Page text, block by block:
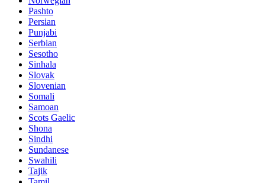
Pashto
Persian
Punjabi
Serbian
Sesotho
Sinhala
Slovak
Slovenian
Somali
Samoan
Scots Gaelic
Shona
Sindhi
Sundanese
Swahili
Tajik